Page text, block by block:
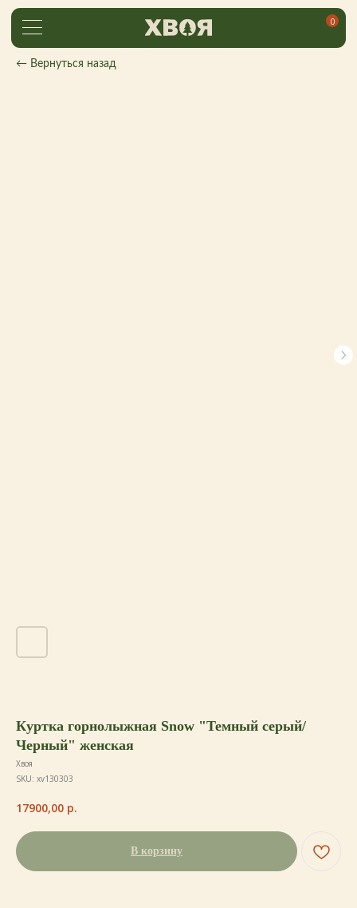
← Вернуться назад
Куртка горнолыжная Snow "Темный серый/
Черный" женская
Хвоя
SKU: xv130303
17900,00 р.
В корзину